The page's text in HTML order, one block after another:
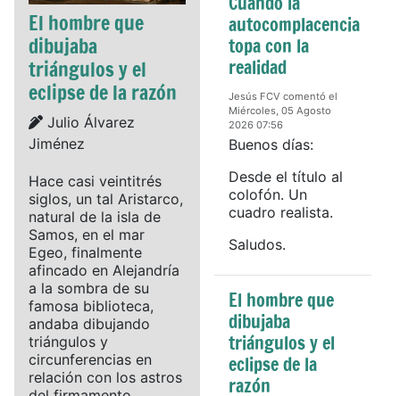
El hombre que
dibujaba
triángulos y el
eclipse de la razón
Details
Julio Álvarez
Jiménez
Hace casi veintitrés
siglos, un tal Aristarco,
natural de la isla de
Samos, en el mar
Egeo, finalmente
afincado en Alejandría
a la sombra de su
famosa biblioteca,
andaba dibujando
triángulos y
circunferencias en
relación con los astros
autocomplacencia
topa con la
realidad
Jesús FCV comentó el
Miércoles, 05 Agosto
2026 07:56
Buenos días:
Desde el título al
colofón. Un
cuadro realista.
Saludos.
El hombre que
dibujaba
triángulos y el
eclipse de la
razón